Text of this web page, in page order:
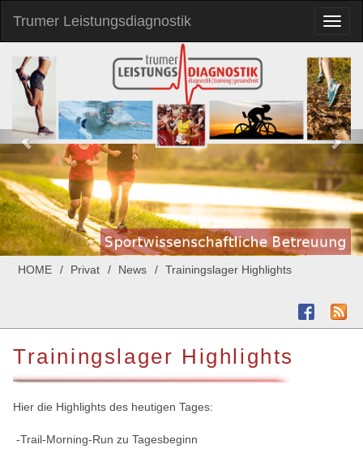
Trumer Leistungsdiagnostik
HOME Privat News Trainingslager Highlights
Trainingslager Highlights
Hier die Highlights des heutigen Tages:
-Trail-Morning-Run zu Tagesbeginn